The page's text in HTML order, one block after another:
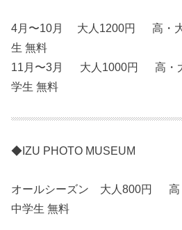
4月〜10月 大人1200円 高・
生 無料
11月〜3月 大人1000円 高・
学生 無料
◆IZU PHOTO MUSEUM
オールシーズン 大人800円 高
中学生 無料